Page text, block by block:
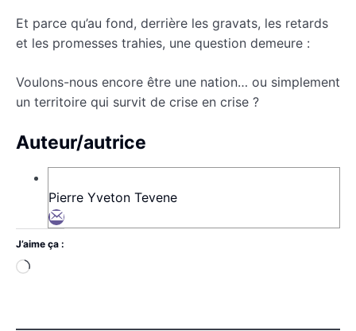
Et parce qu’au fond, derrière les gravats, les retards
et les promesses trahies, une question demeure :
Voulons-nous encore être une nation… ou simplement
un territoire qui survit de crise en crise ?
Auteur/autrice
Pierre Yveton Tevene
J’aime ça :